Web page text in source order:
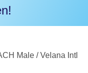
Male / Velana Intl